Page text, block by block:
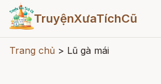
TruyệnXưaTíchCũ
Trang chủ > Lũ gà mái